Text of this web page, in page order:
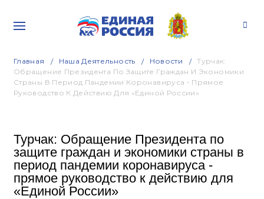
Главная Наша Деятельность Новости
Турчак:
Обращение Президента По Защите Граждан И Экономики
Страны В Период Пандемии Коронавируса - Прямое
Руководство К Действию Для «Единой России»
Турчак: Обращение Президента по
защите граждан и экономики страны в
период пандемии коронавируса -
прямое руководство к действию для
«Единой России»